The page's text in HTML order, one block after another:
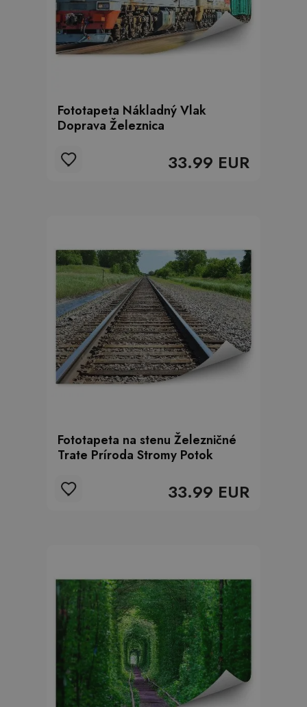
Fototapeta Nákladný Vlak
Doprava Železnica
33.99 EUR
Fototapeta na stenu Železničné
Trate Príroda Stromy Potok
33.99 EUR